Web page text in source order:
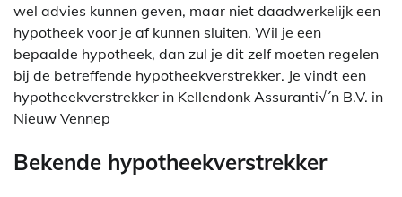
wel advies kunnen geven, maar niet daadwerkelijk een
hypotheek voor je af kunnen sluiten. Wil je een
bepaalde hypotheek, dan zul je dit zelf moeten regelen
bij de betreffende hypotheekverstrekker. Je vindt een
hypotheekverstrekker in Kellendonk Assuranti√´n B.V. in
Nieuw Vennep
Bekende hypotheekverstrekker